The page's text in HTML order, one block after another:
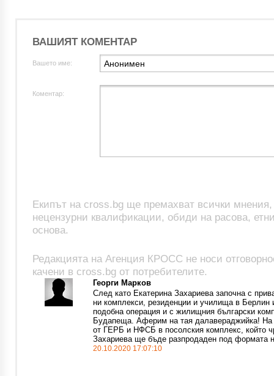
ВАШИЯТ КОМЕНТАР
Вашето име:
Коментар:
Екипът на cross.bg ще премахват всички
нецензурни квалификации, обиди на расова,
основа.
Редакцията на Агенция КРОСС не носи
качени в cross.bg от потребителите.
Георги Марков
След като Екатерина Захариева започна с
ни комплекси, резиденции и училища в Берлин
подобна операция и с жилищния български
Будапеща. Аферим на тая далавераджийка! На
от ГЕРБ и НФСБ в посолския комплекс, който
Захариева ще бъде разпродаден под формата
20.10.2020 17:07:10